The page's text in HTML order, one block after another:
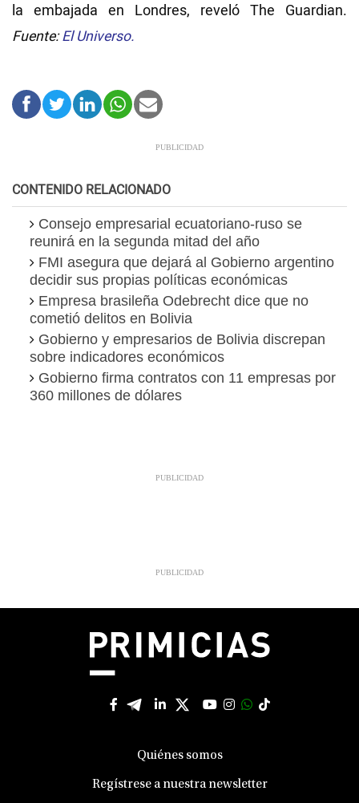
la embajada en Londres, reveló The Guardian.
Fuente:El Universo.
CONTENIDO RELACIONADO
Consejo empresarial ecuatoriano-ruso se
reunirá en la segunda mitad del año
FMI asegura que dejará al Gobierno argentino
decidir sus propias políticas económicas
Empresa brasileña Odebrecht dice que no
cometió delitos en Bolivia
Gobierno y empresarios de Bolivia discrepan
sobre indicadores económicos
Gobierno firma contratos con 11 empresas por
360 millones de dólares
Quiénes somos
Regístrese a nuestra newsletter